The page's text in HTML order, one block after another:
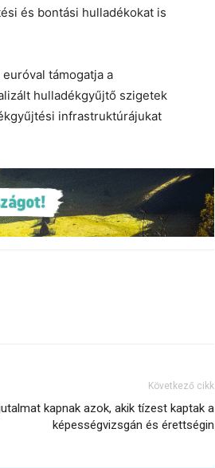
és bontási hulladékokat is
támogatja a
hulladékgyűjtő szigetek
infrastruktúrájukat
Következő cikk
kapnak azok, akik tízest kaptak a
képességvizsgán és érettségin